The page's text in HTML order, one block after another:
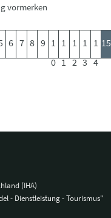
vormerken
6 7 8 9 1
0
1
1
1
2
1
3
1
4
15
(IHA)
- Dienstleistung - Tourismus"